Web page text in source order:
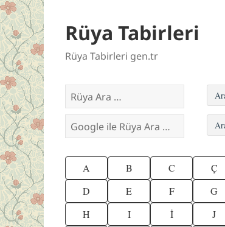
Rüya Tabirleri
Rüya Tabirleri gen.tr
A B C
Ç
D
E F
G
H
I İ
J